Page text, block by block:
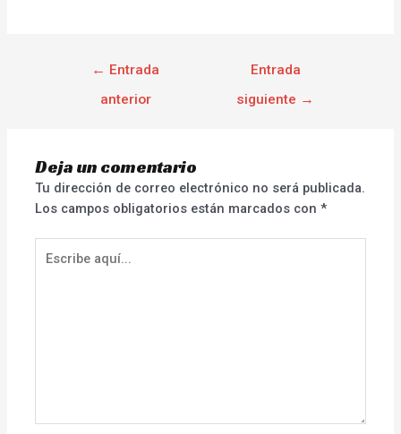
← Entrada
anterior
Entrada
siguiente →
Deja un comentario
Tu dirección de correo electrónico no será publicada.
Los campos obligatorios están marcados con*
aquí...